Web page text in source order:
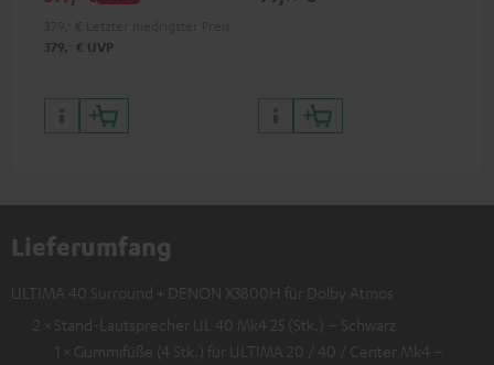
379, ‐ € UVP
Lieferumfang
ULTIMA 40 Surround + DENON X3800H für Dolby Atmos
2 × Stand-Lautsprecher UL 40 Mk4 25 (Stk.) – Schwarz
1 × Gummifüße (4 Stk.) für ULTIMA 20 / 40 / Center Mk4 –